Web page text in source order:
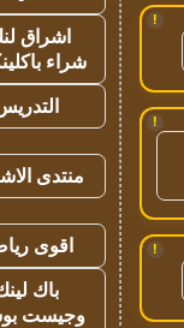
!
!
!
اشراق
شراء
منتدى
اقوى
باك
وجيست